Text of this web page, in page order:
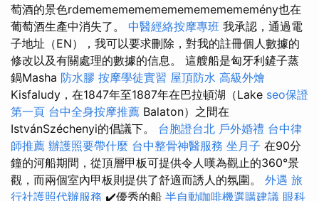
萄酒的景色rdemememememememememememény也在
葡萄酒生產中消失了。 中醫經絡按摩專班 我承認，通過電
子地址（EN），我可以要求刪除，對我的註冊個人數據的
修改以及有關處理的數據的信息。 這艘船是匈牙利鏟子蒸
鍋Masha 防水膠 按摩學徒實習 屋頂防水 高級外燴
Kisfaludy，在1847年至1887年在巴拉頓湖（Lake seo保證
第一頁 台中全身按摩推薦 Balaton）之間在
IstvánSzéchenyi的倡議下。 台胞證台北 戶外婚禮 台中律
師推薦 辦護照要帶什麼 台中整骨神醫服務 坐月子 在90分
鐘的河船期間，從頂層甲板可提供令人嘆為觀止的360°景
觀，而兩個室內甲板則提供了舒適而誘人的氛圍。 外遇 旅
行社護照代辦服務 ✔️優秀的船 半自動咖啡機選購建議 眼科